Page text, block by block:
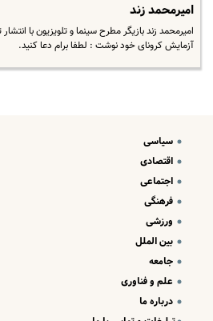
امیرمحمد زند
امیرمحمد زند بازیگر مطرح سینما و تلویزیون با
آزمایش کرونای خود نوشت : لطفا برام دعا کنید.
سیاسی
اقتصادی
اجتماعی
فرهنگی
ورزشی
بین الملل
جامعه
علم و فناوری
درباره ما